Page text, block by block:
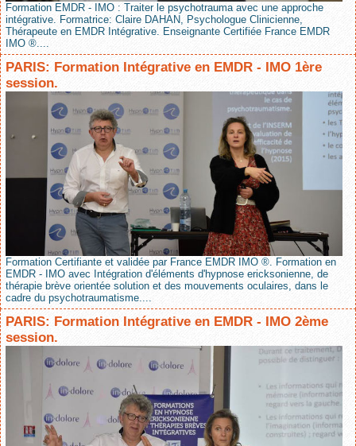
Formation EMDR - IMO : Traiter le psychotrauma avec une approche
intégrative. Formatrice: Claire DAHAN, Psychologue Clinicienne,
Thérapeute en EMDR Intégrative. Enseignante Certifiée France EMDR
IMO ®....
PARIS: Formation Intégrative en EMDR - IMO 1ère
session.
Formation Certifiante et validée par France EMDR IMO ®. Formation en
EMDR - IMO avec Intégration d'éléments d'hypnose ericksonienne, de
thérapie brève orientée solution et des mouvements oculaires, dans le
cadre du psychotraumatisme....
PARIS: Formation Intégrative en EMDR - IMO 2ème
session.